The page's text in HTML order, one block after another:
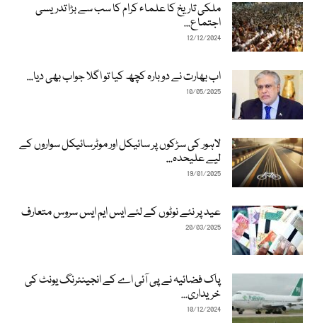
ملکی تاریخ کا علماء کرام کا سب سے بڑا تدریسی
اجتماع...
12/12/2024
اب بھارت نے دوبارہ کچھ کیا تو اگلا جواب بھی دیا...
10/05/2025
لاہور کی سڑکوں پر سائیکل اور موٹرسائیکل سواروں کے
لیے علیحدہ...
19/01/2025
عید پر نئے نوٹوں کے لئے ایس ایم ایس سروس متعارف
20/03/2025
پاک فضائیہ نے پی آئی اے کے انجینئرنگ یونٹ کی
خریداری...
10/12/2024